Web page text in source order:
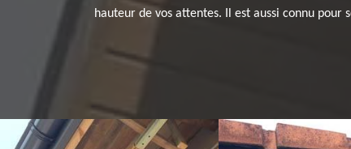
hauteur de vos attentes. Il est aussi connu pour